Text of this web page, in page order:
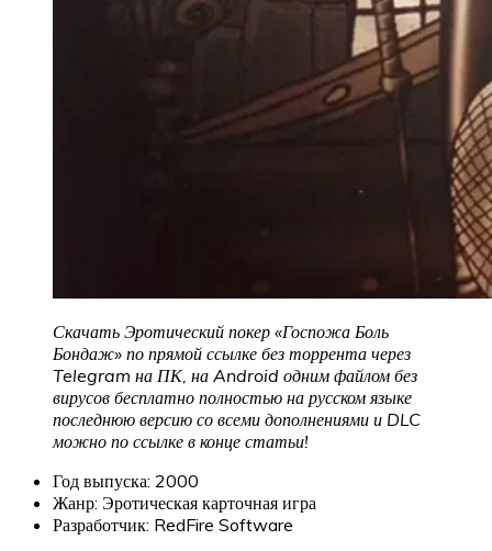
Скачать Эротический покер «Госпожа Боль
Бондаж» по прямой ссылке без торрента через
Telegram на ПК, на Android одним файлом без
вирусов бесплатно полностью на русском языке
последнюю версию со всеми дополнениями и DLC
можно по ссылке в конце статьи!
Год выпуска: 2000
Жанр: Эротическая карточная игра
Разработчик: RedFire Software